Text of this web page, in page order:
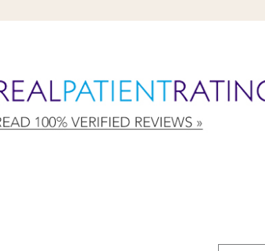
so much for all your help in making
decision. Your staff was very
honesty is very refreshing and I look